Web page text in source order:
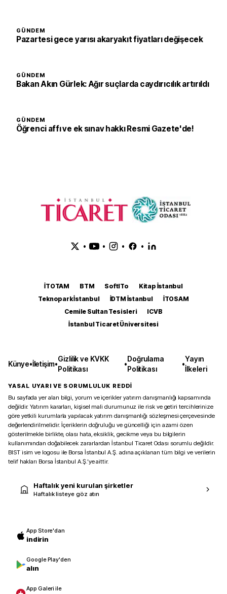
GÜNDEM
Pazartesi gece yarısı akaryakıt fiyatları değişecek
GÜNDEM
Bakan Akın Gürlek: Ağır suçlarda caydırıcılık artırıldı
GÜNDEM
Öğrenci affı ve ek sınav hakkı Resmi Gazete'de!
• • • •
İTOTAM BTM SoftITo
Kitap İstanbul
Teknopark İstanbul
İDTM İstanbul
İTOSAM
Cemile Sultan Tesisleri
ICVB
İstanbul Ticaret Üniversitesi
Künye•İletişim•
Gizlilik ve KVKK
Politikası
•
Doğrulama
Politikası
•
Yayın
İlkeleri
YASAL UYARI VE SORUMLULUK REDDİ
Bu sayfada yer alan bilgi, yorum ve içerikler yatırım danışmanlığı kapsamında
değildir. Yatırım kararları, kişisel mali durumunuz ile risk ve getiri tercihlerinize
göre yetkili kurumlarla yapılacak yatırım danışmanlığı sözleşmesi çerçevesinde
değerlendirilmelidir. İçeriklerin doğruluğu ve güncelliği için azami özen
gösterilmekle birlikte, olası hata, eksiklik, gecikme veya bu bilgilerin
kullanımından doğabilecek zararlardan İstanbul Ticaret Odası sorumlu değildir.
BIST isim ve logosu ile Borsa İstanbul A.Ş. adına açıklanan tüm bilgi ve verilerin
telif hakları Borsa İstanbul A.Ş.’ye aittir.
Haftalık yeni kurulan şirketler
Haftalık listeye göz atın
App Store'dan
indirin
Google Play'den
alın
App Galeri ile